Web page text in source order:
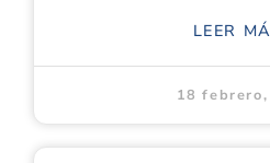
LEER
18